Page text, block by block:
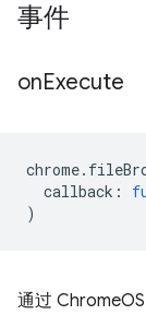
事件
onExecute
chrome.
callback :
)
通过